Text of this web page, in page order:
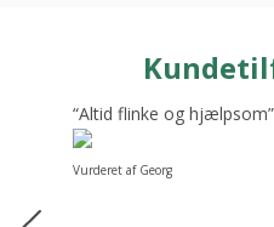
“Altid flinke og hjælpsom”
Vurderet af Georg